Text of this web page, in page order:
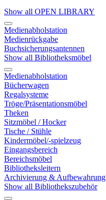
Show all OPEN LIBRARY
Medienabholstation
Medienrückgabe
Buchsicherungsantennen
Show all Bibliotheksmöbel
Medienabholstation
Bücherwagen
Regalsysteme
Tröge/Präsentationsmöbel
Theken
Sitzmöbel / Hocker
Tische / Stühle
Kindermöbel/-spielzeug
Eingangsbereich
Bereichsmöbel
Bibliotheksleitern
Archivierung & Aufbewahrung
Show all Bibliothekszubehör